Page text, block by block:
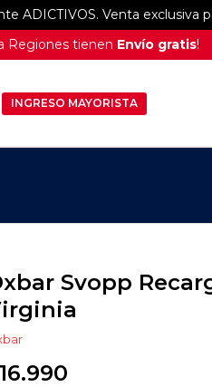
ADICTIVOS. Venta exclusiva
Regiones tienen Envío gratis!
INGRESO MAYORISTA
Svopp
16.990